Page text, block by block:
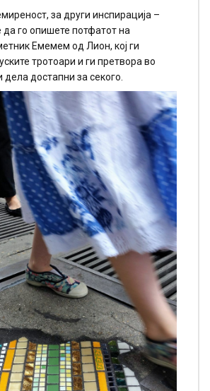
за други инспирација –
го опишете потфатот на
Емемем од Лион, кој ги
тротоари и ги претвора во
достапни за секого.